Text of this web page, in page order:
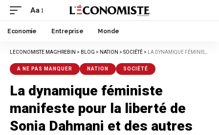
Aa
Economie Entreprise Monde
LECONOMISTE MAGHREBIN > BLOG > NATION > SOCIÉTÉ > LA DYNAMIQUE FÉMINISTE MANIFESTE POUR LA LIBERTÉ DE SONIA DAHMANI ET DES AUTRES FEMMES EMPRISONNÉES
A NE PAS MANQUER NATION SOCIÉTÉ
La dynamique féministe
manifeste pour la liberté de
Sonia Dahmani et des autres